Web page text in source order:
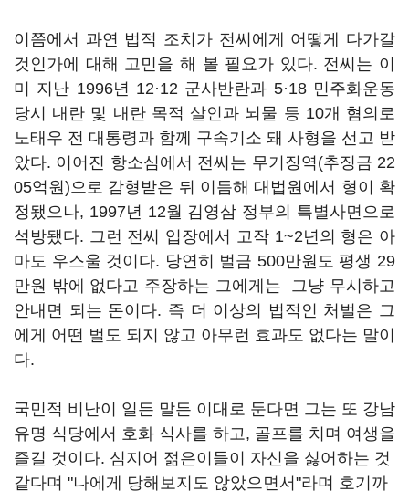
이쯤에서 과연 법적 조치가 전씨에게 어떻게 다가갈
것인가에 대해 고민을 해 볼 필요가 있다. 전씨는 이
미 지난 1996년 12·12 군사반란과 5·18 민주화운동
당시 내란 및 내란 목적 살인과 뇌물 등 10개 혐의로
노태우 전 대통령과 함께 구속기소 돼 사형을 선고 받
았다. 이어진 항소심에서 전씨는 무기징역(추징금 22
05억원)으로 감형받은 뒤 이듬해 대법원에서 형이 확
정됐으나, 1997년 12월 김영삼 정부의 특별사면으로
석방됐다. 그런 전씨 입장에서 고작 1~2년의 형은 아
마도 우스울 것이다. 당연히 벌금 500만원도 평생 29
만원 밖에 없다고 주장하는 그에게는 그냥 무시하고
안내면 되는 돈이다. 즉 더 이상의 법적인 처벌은 그
에게 어떤 벌도 되지 않고 아무런 효과도 없다는 말이
다.
국민적 비난이 일든 말든 이대로 둔다면 그는 또 강남
유명 식당에서 호화 식사를 하고, 골프를 치며 여생을
즐길 것이다. 심지어 젊은이들이 자신을 싫어하는 것
같다며 "나에게 당해보지도 않았으면서"라며 호기까